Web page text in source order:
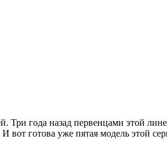
Три года назад первенцами этой
вот готова уже пятая модель этой